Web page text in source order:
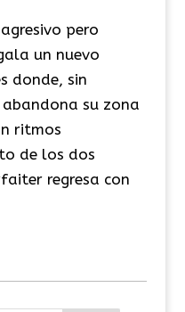
pero
un nuevo
donde, sin
su zona
ritmos
de los dos
regresa con